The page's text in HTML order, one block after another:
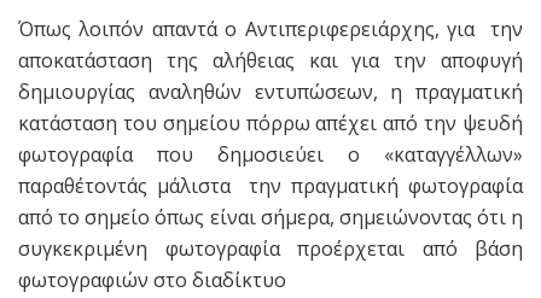
Όπως λοιπόν απαντά ο Αντιπεριφερειάρχης, για την
αποκατάσταση της αλήθειας και για την αποφυγή
δημιουργίας αναληθών εντυπώσεων, η πραγματική
κατάσταση του σημείου πόρρω απέχει από την ψευδή
φωτογραφία που δημοσιεύει ο «καταγγέλλων»
παραθέτοντάς μάλιστα την πραγματική φωτογραφία
από το σημείο όπως είναι σήμερα, σημειώνοντας ότι η
συγκεκριμένη φωτογραφία προέρχεται από βάση
φωτογραφιών στο διαδίκτυο